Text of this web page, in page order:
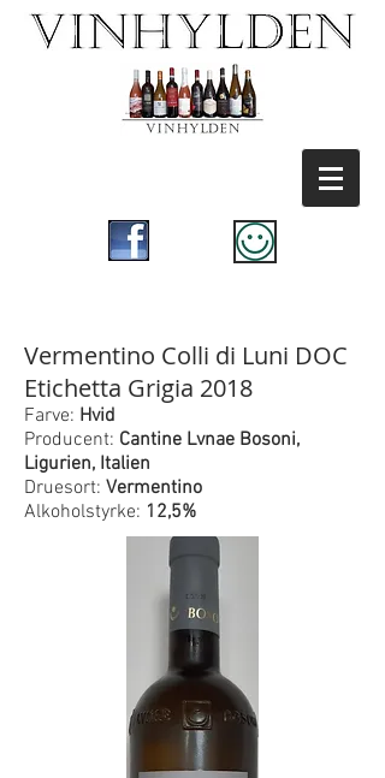
Vermentino Colli di Luni DOC
Etichetta Grigia 2018
Farve: Hvid
Producent: Cantine Lvnae Bosoni,
Ligurien, Italien
Druesort: Vermentino
Alkoholstyrke: 12,5%